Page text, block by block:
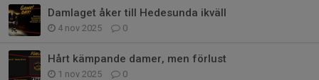
Damlaget åker till Hedesunda ikväll
4 nov 2025 0
Hårt kämpande damer, men förlust
1 nov 2025 0